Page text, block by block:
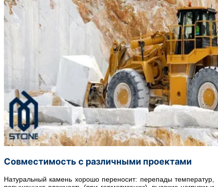
Совместимость с различными проектами
Натуральный камень хорошо переносит: перепады температур,